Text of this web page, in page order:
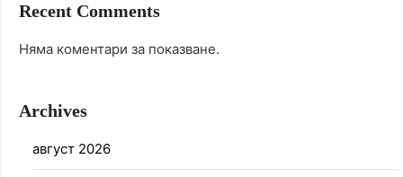
Recent Comments
Няма коментари за показване.
Archives
август 2026